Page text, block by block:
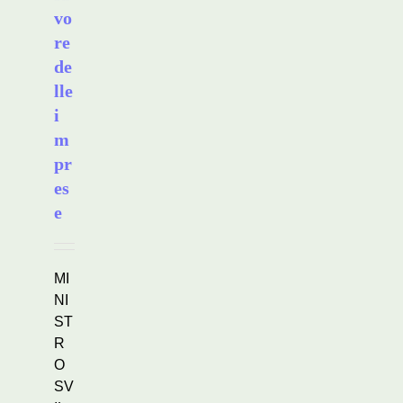
vo
re
de
lle
i
m
pr
es
e
MI
NI
ST
R
O
SV